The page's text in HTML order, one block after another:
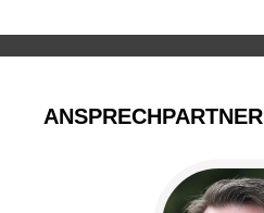
ANSPRECHPARTNER